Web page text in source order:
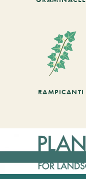
RAMPICANTI